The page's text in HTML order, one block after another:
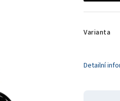
Varianta
Detailní